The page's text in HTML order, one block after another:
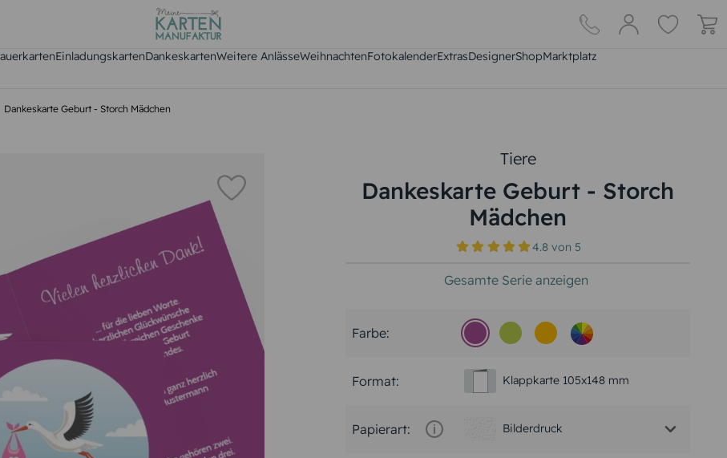
EinladungskartenDankeskartenWeitere AnlässeWeihnachtenFotokalenderExtrasDesignerShopMarktplatz
Dankeskarte Geburt - Storch Mädchen
Tiere
Dankeskarte Geburt - Storch
Mädchen
4.8von 5
Gesamte Serie anzeigen
Farbe:
Format: Klappkarte 105x148 mm
Papierart: Bilderdruck